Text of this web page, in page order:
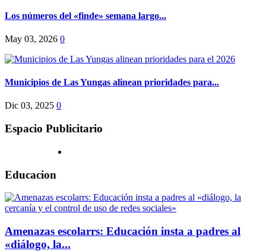
Los números del «finde» semana largo...
May 03, 2026 0
Municipios de Las Yungas alinean prioridades para...
Dic 03, 2025 0
Espacio Publicitario
Educacion
Amenazas escolarrs: Educación insta a padres al
«diálogo, la...